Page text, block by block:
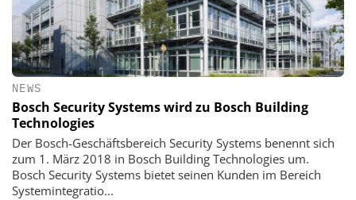
NEWS
Bosch Security Systems wird zu Bosch Building
Technologies
Der Bosch-Geschäftsbereich Security Systems benennt sich
zum 1. März 2018 in Bosch Building Technologies um.
Bosch Security Systems bietet seinen Kunden im Bereich
Systemintegratio...